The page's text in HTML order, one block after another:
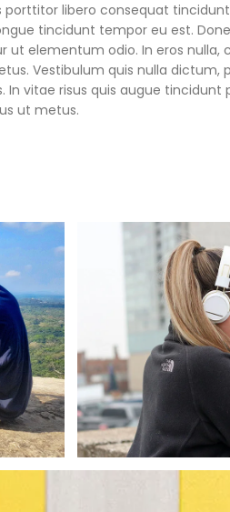
porttitor libero consequat
tincidunt tempor eu est.
ut elementum odio. In eros nulla,
Vestibulum quis nulla dictum,
In vitae risus quis augue tincidunt
ut metus.